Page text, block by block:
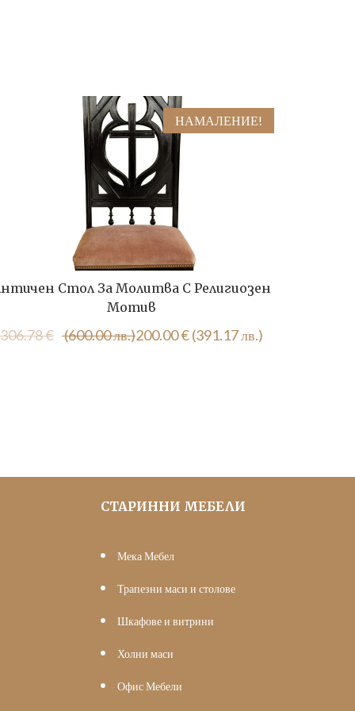
НАМАЛЕНИЕ!
Стол За Молитва С Религиозен
Мотив
306.78€ (600.00 лв.)Original
200.00€(391.17 лв.)
Текущата
СТАРИННИ МЕБЕЛИ
Мека Мебел
Трапезни маси и столове
Шкафове и витрини
Холни маси
Офис Мебели